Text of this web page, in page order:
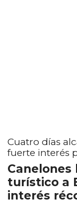
Cuatro días
fuerte interés
Canelones
turístico a
interés